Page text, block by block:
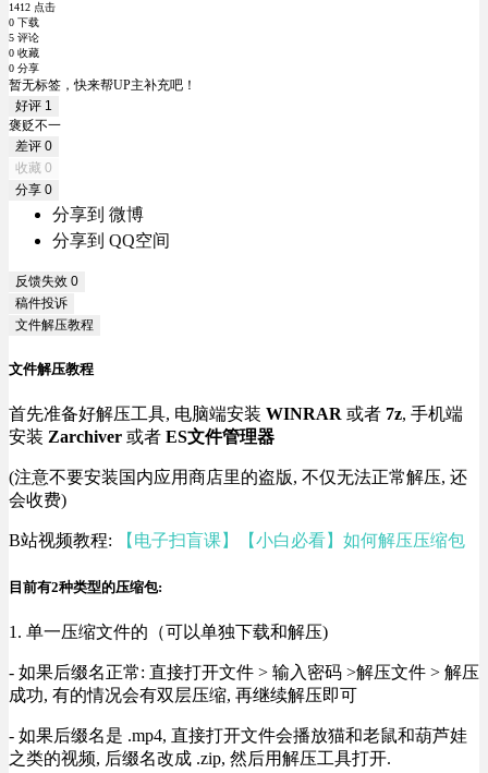
1412 点击
0 下载
5 评论
0 收藏
0 分享
暂无标签，快来帮UP主补充吧！
好评 1
褒贬不一
差评 0
收藏 0
分享 0
分享到 微博
分享到 QQ空间
反馈失效 0
稿件投诉
文件解压教程
文件解压教程
首先准备好解压工具, 电脑端安装 WINRAR 或者 7z, 手机端
安装 Zarchiver 或者 ES文件管理器
(注意不要安装国内应用商店里的盗版, 不仅无法正常解压, 还
会收费)
B站视频教程: 【电子扫盲课】【小白必看】如何解压压缩包
目前有2种类型的压缩包:
1. 单一压缩文件的（可以单独下载和解压)
- 如果后缀名正常: 直接打开文件 > 输入密码 >解压文件 > 解压
成功, 有的情况会有双层压缩, 再继续解压即可
- 如果后缀名是 .mp4, 直接打开文件会播放猫和老鼠和葫芦娃
之类的视频, 后缀名改成 .zip, 然后用解压工具打开.